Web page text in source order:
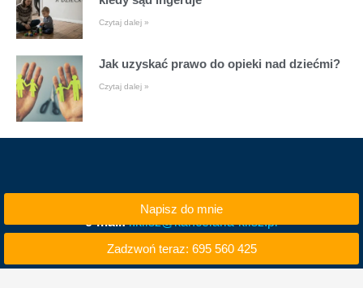
Czytaj dalej »
Jak uzyskać prawo do opieki nad dziećmi?
Czytaj dalej »
e-mail: i.klisz@kancelaria-klisz.pl
Napisz do mnie
Zadzwoń teraz: 695 560 425